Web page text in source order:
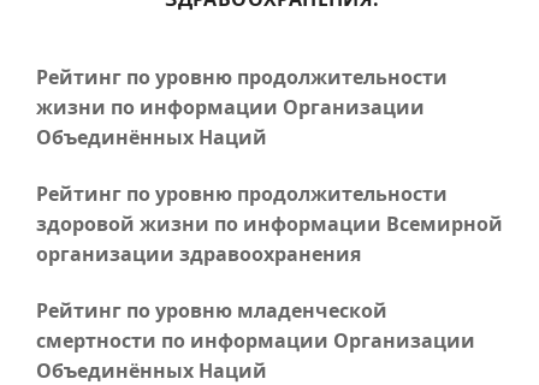
Рейтинг по уровню продолжительности
жизни по информации Организации
Объединённых Наций
Рейтинг по уровню продолжительности
здоровой жизни по информации Всемирной
организации здравоохранения
Рейтинг по уровню младенческой
смертности по информации Организации
Объединённых Наций